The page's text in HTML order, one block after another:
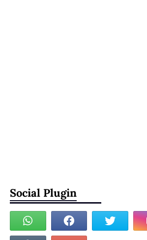
Social Plugin